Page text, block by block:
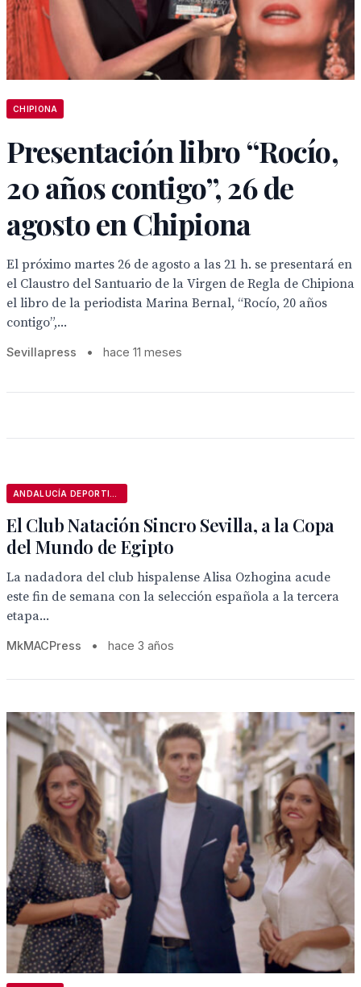
CHIPIONA
Presentación libro “Rocío,
20 años contigo”, 26 de
agosto en Chipiona
El próximo martes 26 de agosto a las 21 h. se presentará en
el Claustro del Santuario de la Virgen de Regla de Chipiona
el libro de la periodista Marina Bernal, “Rocío, 20 años
contigo”,...
Sevillapress • hace 11 meses
El Club Natación Sincro Sevilla, a la Copa
del Mundo de Egipto
La nadadora del club hispalense Alisa Ozhogina acude
este fin de semana con la selección española a la tercera
etapa...
MkMACPress • hace 3 años